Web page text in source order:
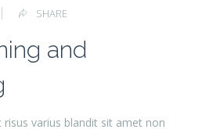
SHARE
and
risus varius blandit sit amet non